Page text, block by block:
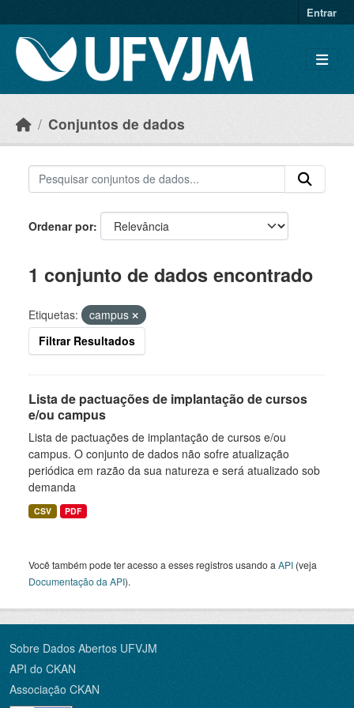
Entrar
Conjuntos de dados
Ordenar por
1 conjunto de dados encontrado
Etiquetas:
campus
Filtrar Resultados
Lista de pactuações de implantação de cursos
e/ou campus
Lista de pactuações de implantação de cursos e/ou
campus. O conjunto de dados não sofre atualização
periódica em razão da sua natureza e será atualizado sob
demanda
CSV PDF
Você também pode ter acesso a esses registros usando a API (veja
Documentação da API).
Sobre Dados Abertos UFVJM
API do CKAN
Associação CKAN